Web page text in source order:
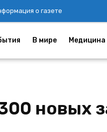
о газете
В мире Медицина
новых